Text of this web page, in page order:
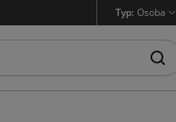
Typ: Osoba